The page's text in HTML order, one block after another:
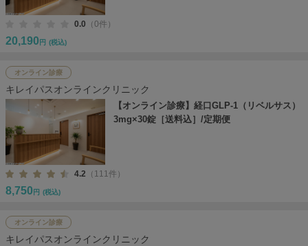
0.0 （0件）
20,190 円 (税込)
オンライン診療
キレイパスオンラインクリニック
【オンライン診療】経口GLP-1（リベルサス）
3mg×30錠［送料込］/定期便
4.2 （111件）
8,750 円 (税込)
オンライン診療
キレイパスオンラインクリニック